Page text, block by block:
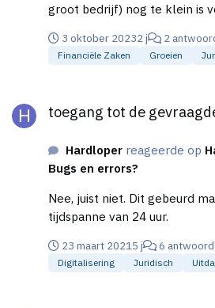
groot bedrijf) nog te klein is
hoe dit precies zit want ik kan
terugvinden.
3 oktober 20232 j 2
Financiële Zaken Groeien
toegang tot de
Hardloper reageerde op
Bugs en errors?
Nee, juist niet. Dit gebeurd maar 3 keer in een
tijdspanne van 24 uur.
23 maart 20215 j 6
Digitalisering Juridisch